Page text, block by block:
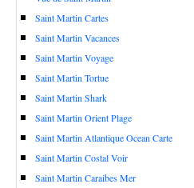
Saint Martin Cartes
Saint Martin Vacances
Saint Martin Voyage
Saint Martin Tortue
Saint Martin Shark
Saint Martin Orient Plage
Saint Martin Atlantique Ocean Carte
Saint Martin Costal Voir
Saint Martin Caraibes Mer